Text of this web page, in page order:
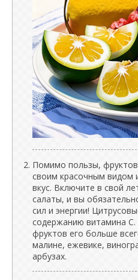
Помимо пользы,
своим красочным видом
вкус. Включите в свой
салаты, и вы
сил и энергии!
содержанию витамина
фруктов его больше
малине, ежевике,
арбузах.